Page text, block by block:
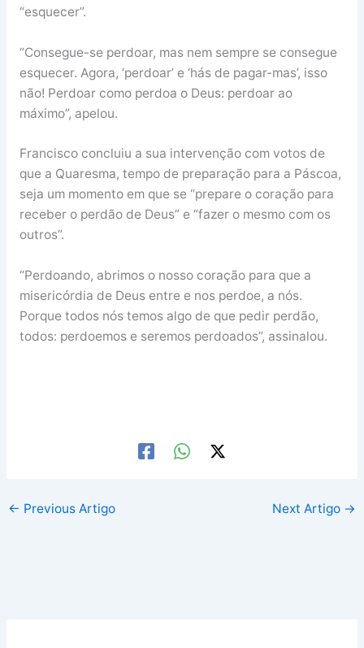
“esquecer”.
“Consegue-se perdoar, mas nem sempre se consegue
esquecer. Agora, ‘perdoar’ e ‘hás de pagar-mas’, isso
não! Perdoar como perdoa o Deus: perdoar ao
máximo”, apelou.
Francisco concluiu a sua intervenção com votos de
que a Quaresma, tempo de preparação para a Páscoa,
seja um momento em que se “prepare o coração para
receber o perdão de Deus” e “fazer o mesmo com os
outros”.
“Perdoando, abrimos o nosso coração para que a
misericórdia de Deus entre e nos perdoe, a nós.
Porque todos nós temos algo de que pedir perdão,
todos: perdoemos e seremos perdoados”, assinalou.
← Previous Artigo Next Artigo →